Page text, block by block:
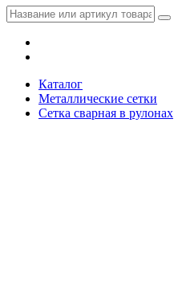
Каталог
Металлические сетки
Сетка сварная в рулонах